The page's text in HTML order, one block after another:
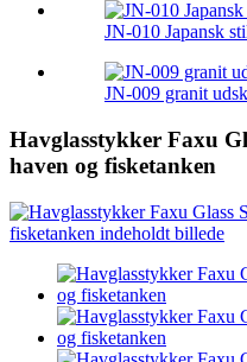
JN-010 Japansk
JN-009 granit
Havglasstykker Faxu
haven og fisketanken